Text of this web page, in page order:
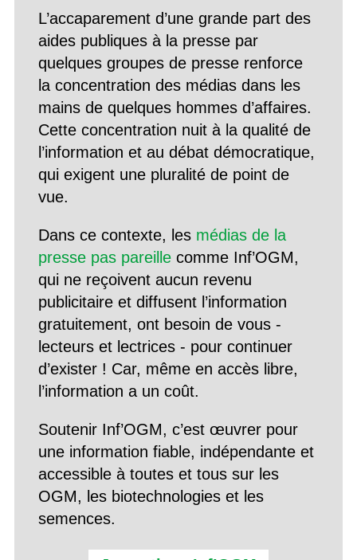
L’accaparement d’une grande part des
aides publiques à la presse par
quelques groupes de presse renforce
la concentration des médias dans les
mains de quelques hommes d’affaires.
Cette concentration nuit à la qualité de
l’information et au débat démocratique,
qui exigent une pluralité de point de
vue.
Dans ce contexte, les médias de la
presse pas pareillecomme Inf’OGM,
qui ne reçoivent aucun revenu
publicitaire et diffusent l’information
gratuitement, ont besoin de vous -
lecteurs et lectrices - pour continuer
d’exister ! Car, même en accès libre,
l’information a un coût.
Soutenir Inf’OGM, c’est œuvrer pour
une information fiable, indépendante et
accessible à toutes et tous sur les
OGM, les biotechnologies et les
semences.